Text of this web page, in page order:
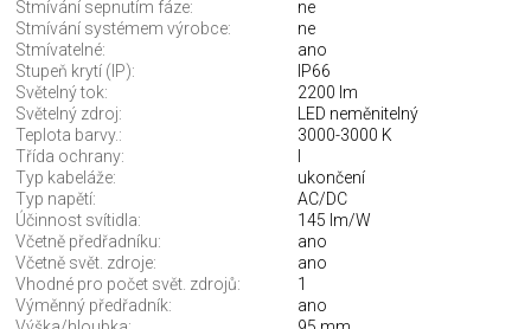
Stmívání sepnutím fáze:
ne
Stmívání systémem výrobce:
ne
Stmívatelné:
ano
Stupeň krytí (IP):
IP66
Světelný tok:
2200 lm
Světelný zdroj:
LED neměnitelný
Teplota barvy.:
3000-3000 K
Třída ochrany:
Typ kabeláže:
ukončení
Typ napětí:
AC/DC
Účinnost svítidla:
145 lm/W
Včetně předřadníku:
ano
Včetně svět. zdroje:
ano
Vhodné pro počet svět. zdrojů:
1
Výměnný předřadník:
ano